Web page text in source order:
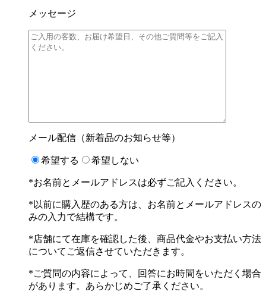
メッセージ
メール配信（新着品のお知らせ等）
希望する 希望しない
*お名前とメールアドレスは必ずご記入ください。
*以前に購入歴のある方は、お名前とメールアドレスの
みの入力で結構です。
*店舗にて在庫を確認した後、商品代金やお支払い方法
についてご返信させていただきます。
*ご質問の内容によって、回答にお時間をいただく場合
があります。あらかじめご了承ください。